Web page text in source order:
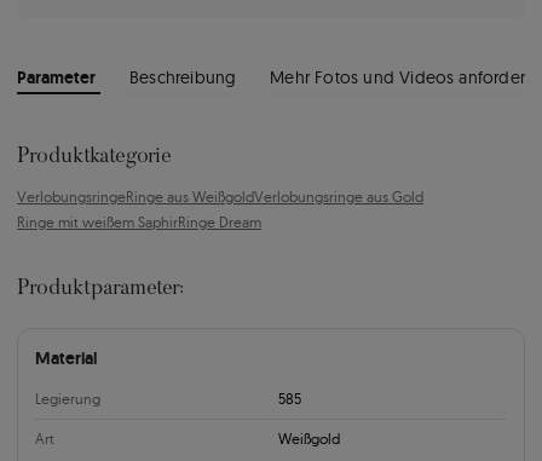
Parameter Beschreibung Mehr Fotos und Videos anfordern
Produktkategorie
VerlobungsringeRinge aus WeißgoldVerlobungsringe aus Gold
Ringe mit weißem SaphirRinge Dream
Produktparameter:
Material
Legierung 585
Art Weißgold